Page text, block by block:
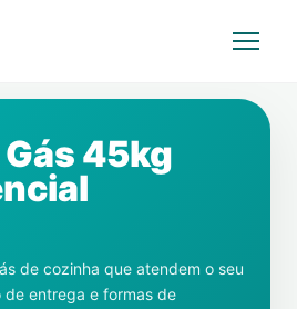
45kg
de cozinha que atendem o seu
de entrega e formas de